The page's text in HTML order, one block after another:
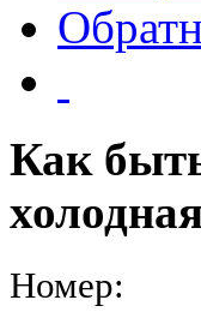
Как
Номер: